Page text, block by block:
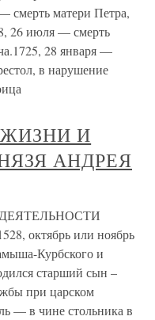
смерть матери Петра,
26 июля — смерть
28 января —
в нарушение
И
АНДРЕЯ
октябрь или ноябрь
Курбского и
старший сын –
при царском
— в чине стольника в